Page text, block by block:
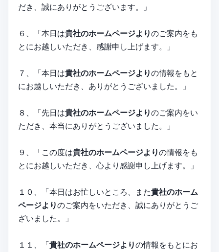
だき、誠にありがとうございます。」
６、「本日は貴社のホームページよりのご案内をも
とにお越しいただき、感謝申し上げます。」
７、「本日は貴社のホームページよりの情報をもと
にお越しいただき、ありがとうございました。」
８、「先日は貴社のホームページよりのご案内をい
ただき、本当にありがとうございました。」
９、「この度は貴社のホームページよりの情報をも
とにお越しいただき、心より感謝申し上げます。」
１０、「本日はお忙しいところ、また貴社のホーム
ページよりのご案内をいただき、誠にありがとうご
ざいました。」
１１、「貴社のホームページよりの情報をもとにお